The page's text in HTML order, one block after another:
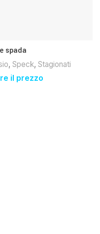
spada
, Speck, Stagionati
il prezzo